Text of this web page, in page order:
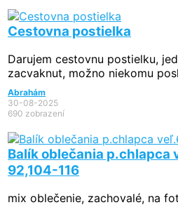
Cestovna postielka
Darujem cestovnu postielku,
zacvaknut, možno niekomu
Abrahám
30-08-2025
690 zobrazení
Balík oblečania
92,104-116
mix oblečenie, zachovalé, na